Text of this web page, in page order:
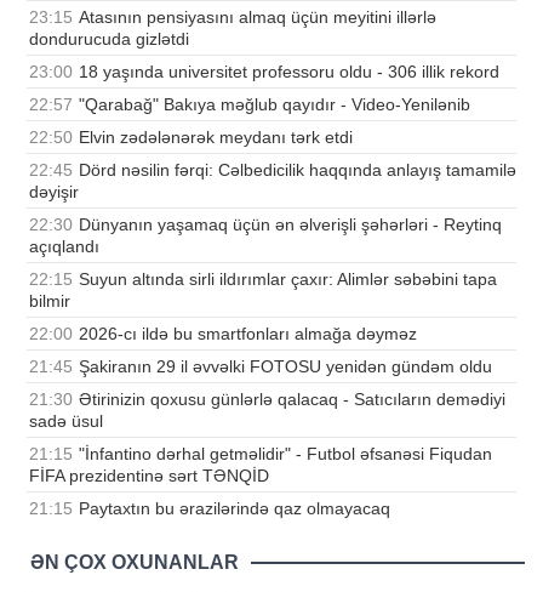
23:15 Atasının pensiyasını almaq üçün meyitini illərlə
dondurucuda gizlətdi
23:00 18 yaşında universitet professoru oldu - 306 illik rekord
22:57 "Qarabağ" Bakıya məğlub qayıdır - Video-Yenilənib
22:50 Elvin zədələnərək meydanı tərk etdi
22:45 Dörd nəsilin fərqi: Cəlbedicilik haqqında anlayış tamamilə
dəyişir
22:30 Dünyanın yaşamaq üçün ən əlverişli şəhərləri - Reytinq
açıqlandı
22:15 Suyun altında sirli ildırımlar çaxır: Alimlər səbəbini tapa
bilmir
22:00 2026-cı ildə bu smartfonları almağa dəyməz
21:45 Şakiranın 29 il əvvəlki FOTOSU yenidən gündəm oldu
21:30 Ətirinizin qoxusu günlərlə qalacaq - Satıcıların demədiyi
sadə üsul
21:15 "İnfantino dərhal getməlidir" - Futbol əfsanəsi Fiqudan
FİFA prezidentinə sərt TƏNQİD
21:15 Paytaxtın bu ərazilərində qaz olmayacaq
ƏN ÇOX OXUNANLAR